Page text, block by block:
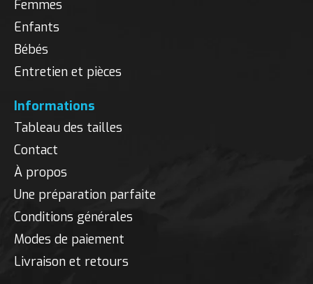
Femmes
Enfants
Bébés
Entretien et pièces
Informations
Tableau des tailles
Contact
À propos
Une préparation parfaite
Conditions générales
Modes de paiement
Livraison et retours